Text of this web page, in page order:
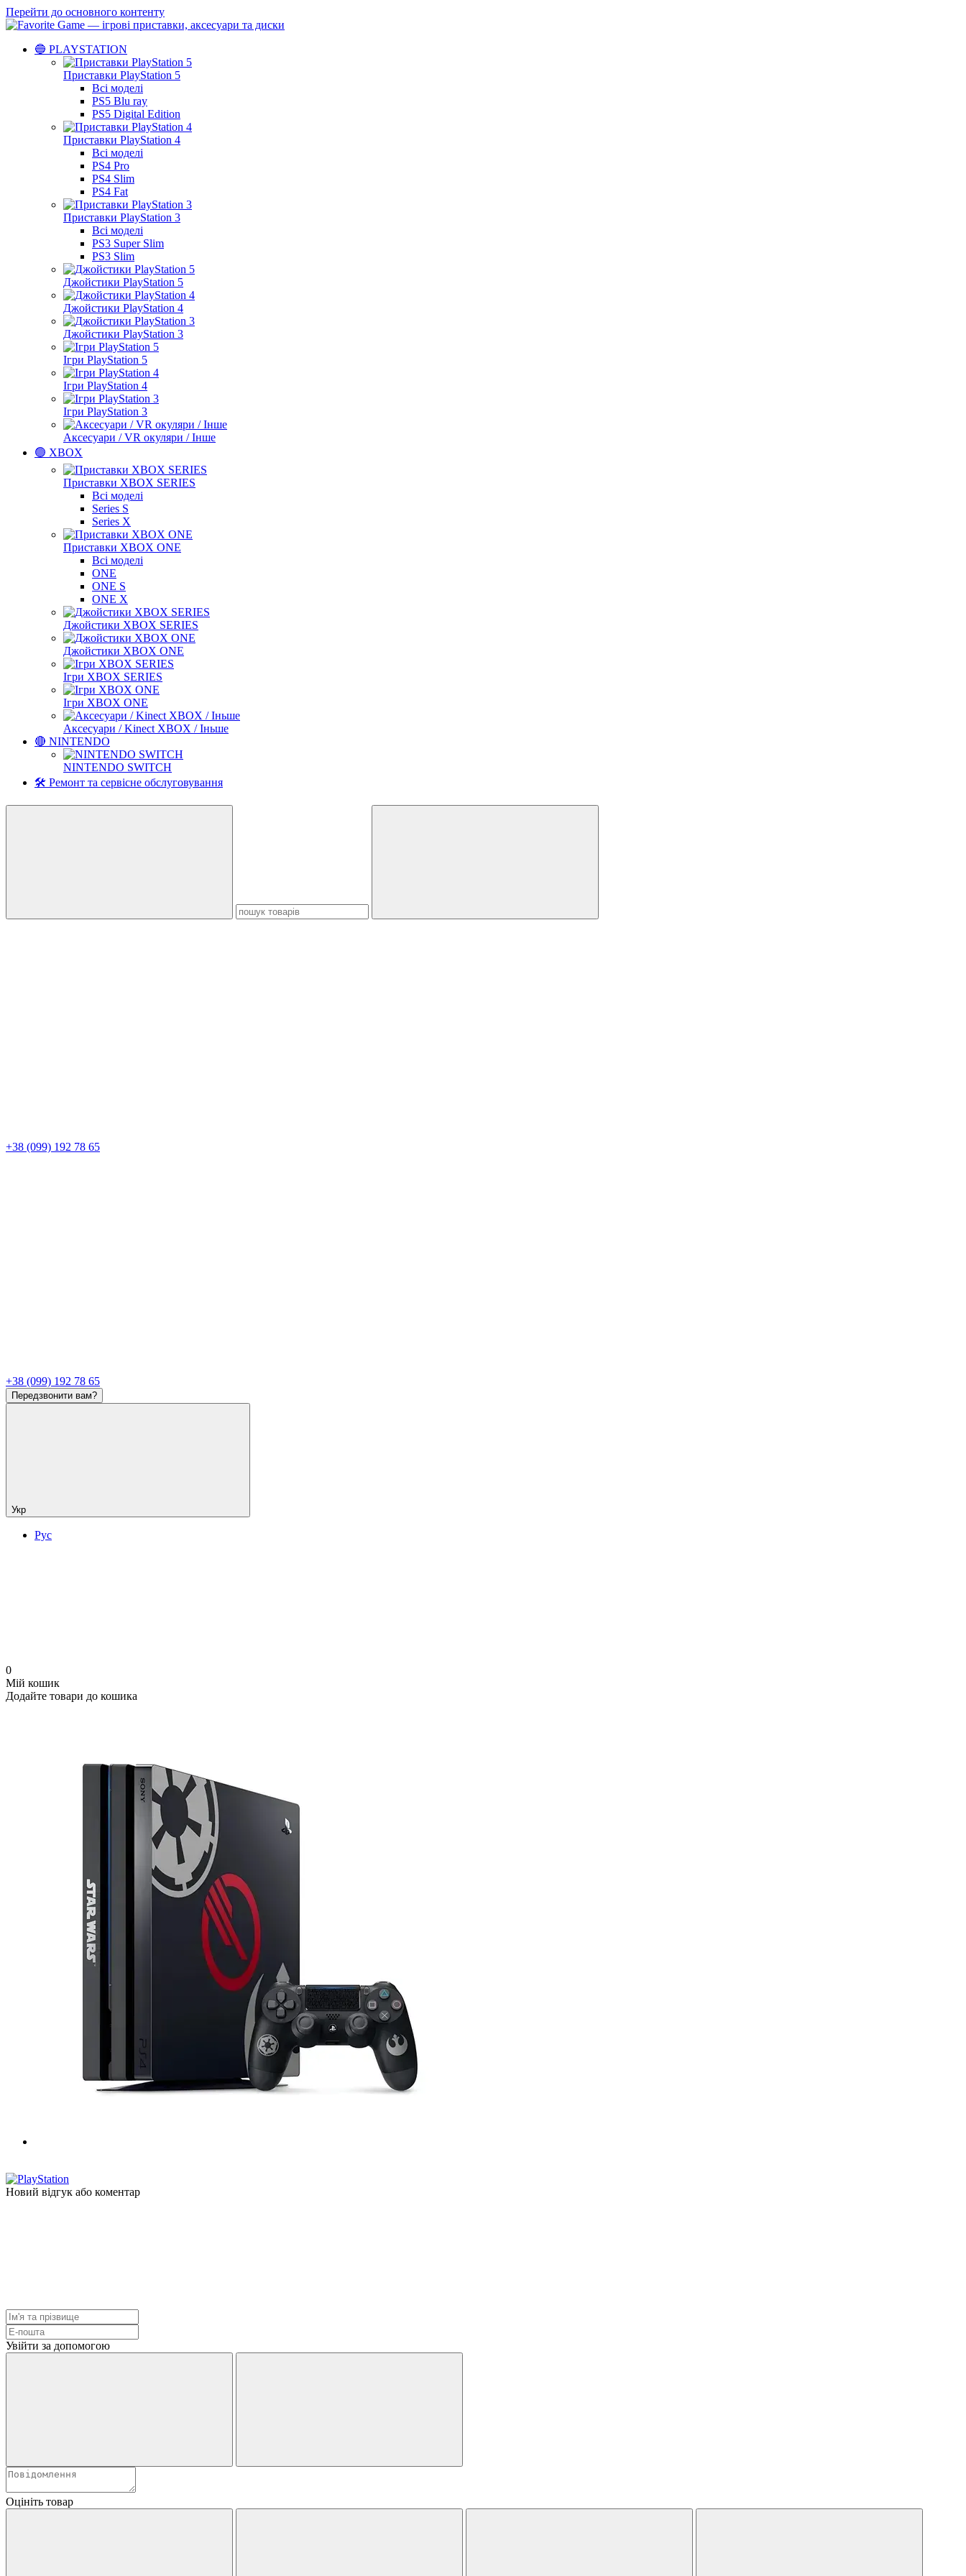
Перейти до основного контенту
🔵 PLAYSTATION
Приставки PlayStation 5
Всі моделі
PS5 Blu ray
PS5 Digital Edition
Приставки PlayStation 4
Всі моделі
PS4 Pro
PS4 Slim
PS4 Fat
Приставки PlayStation 3
Всі моделі
PS3 Super Slim
PS3 Slim
Джойстики PlayStation 5
Джойстики PlayStation 4
Джойстики PlayStation 3
Ігри PlayStation 5
Ігри PlayStation 4
Ігри PlayStation 3
Аксесуари / VR окуляри / Інше
🟢 XBOX
Приставки XBOX SERIES
Всі моделі
Series S
Series X
Приставки XBOX ONE
Всі моделі
ONE
ONE S
ONE X
Джойстики XBOX SERIES
Джойстики XBOX ONE
Ігри XBOX SERIES
Ігри XBOX ONE
Аксесуари / Kinect XBOX / Іньше
🔴 NINTENDO
NINTENDO SWITCH
🛠️ Ремонт та сервісне обслуговування
+38 (099) 192 78 65
+38 (099) 192 78 65
Передзвонити вам?
Укр
Рус
0
Мій кошик
Додайте товари до кошика
Новий відгук або коментар
Увійти за допомогою
Оцініть товар